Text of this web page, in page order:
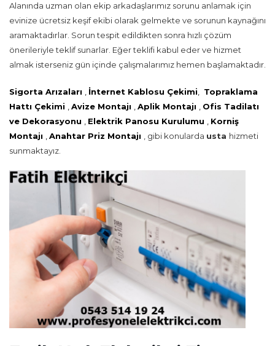
Alanında uzman olan ekip arkadaşlarımız sorunu anlamak için
evinize ücretsiz keşif ekibi olarak gelmekte ve sorunun kaynağını
aramaktadırlar. Sorun tespit edildikten sonra hızlı çözüm
önerileriyle teklif sunarlar. Eğer teklifi kabul eder ve hizmet
almak isterseniz gün içinde çalışmalarımız hemen başlamaktadır.
Sigorta Arızaları İnternet Kablosu Çekimi
Topraklama
Hattı Çekimi
Avize Montajı Aplik Montajı
Ofis Tadilatı
ve Dekorasyonu
Elektrik Panosu Kurulumu
Korniş
Montajı
Anahtar Priz Montajı , gibi konularda usta hizmeti
sunmaktayız.